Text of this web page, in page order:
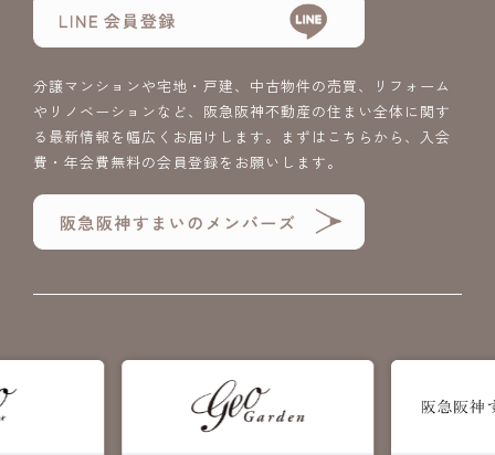
分譲マンションや宅地・戸建、中古物件の売買、リフォーム
やリノベーションなど、阪急阪神不動産の住まい全体に関す
る最新情報を幅広くお届けします。まずはこちらから、入会
費・年会費無料の会員登録をお願いします。